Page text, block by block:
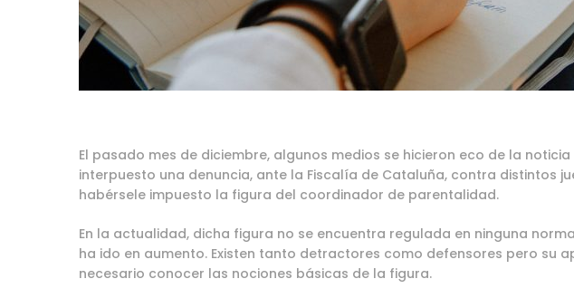
El pasado mes de diciembre, algunos medios se hicieron eco de la
interpuesto una denuncia, ante la Fiscalía de Cataluña, contra distintos
habérsele impuesto la figura del coordinador de parentalidad.
En la actualidad, dicha figura no se encuentra regulada en ninguna
ha ido en aumento. Existen tanto detractores como defensores pero su
necesario conocer las nociones básicas de la figura.